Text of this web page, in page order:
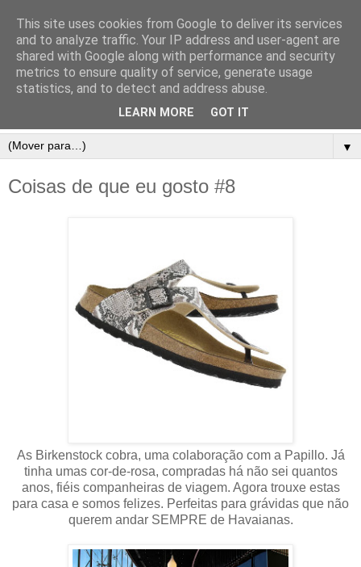
▼
Coisas de que eu gosto #8
As Birkenstock cobra, uma colaboração com a Papillo. Já
tinha umas cor-de-rosa, compradas há não sei quantos
anos, fiéis companheiras de viagem. Agora trouxe estas
para casa e somos felizes. Perfeitas para grávidas que não
querem andar SEMPRE de Havaianas.
This site uses cookies from Google to deliver its services
and to analyze traffic. Your IP address and user-agent are
shared with Google along with performance and security
metrics to ensure quality of service, generate usage
statistics, and to detect and address abuse.
LEARN MORE GOT IT